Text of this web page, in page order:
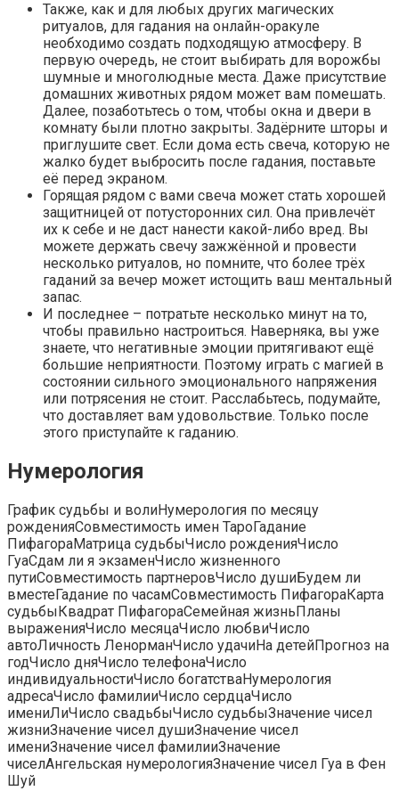
Также, как и для любых других магических
ритуалов, для гадания на онлайн-оракуле
необходимо создать подходящую атмосферу. В
первую очередь, не стоит выбирать для ворожбы
шумные и многолюдные места. Даже присутствие
домашних животных рядом может вам помешать.
Далее, позаботьтесь о том, чтобы окна и двери в
комнату были плотно закрыты. Задёрните шторы и
приглушите свет. Если дома есть свеча, которую не
жалко будет выбросить после гадания, поставьте
её перед экраном.
Горящая рядом с вами свеча может стать хорошей
защитницей от потусторонних сил. Она привлечёт
их к себе и не даст нанести какой-либо вред. Вы
можете держать свечу зажжённой и провести
несколько ритуалов, но помните, что более трёх
гаданий за вечер может истощить ваш ментальный
запас.
И последнее – потратьте несколько минут на то,
чтобы правильно настроиться. Наверняка, вы уже
знаете, что негативные эмоции притягивают ещё
большие неприятности. Поэтому играть с магией в
состоянии сильного эмоционального напряжения
или потрясения не стоит. Расслабьтесь, подумайте,
что доставляет вам удовольствие. Только после
этого приступайте к гаданию.
Нумерология
График судьбы и волиНумерология по месяцу
рожденияСовместимость имен ТароГадание
ПифагораМатрица судьбыЧисло рожденияЧисло
ГуаСдам ли я экзаменЧисло жизненного
путиСовместимость партнеровЧисло душиБудем ли
вместеГадание по часамСовместимость ПифагораКарта
судьбыКвадрат ПифагораСемейная жизньПланы
выраженияЧисло месяцаЧисло любвиЧисло
автоЛичность ЛенорманЧисло удачиНа детейПрогноз на
годЧисло дняЧисло телефонаЧисло
индивидуальностиЧисло богатстваНумерология
адресаЧисло фамилииЧисло сердцаЧисло
имениЛиЧисло свадьбыЧисло судьбыЗначение чисел
жизниЗначение чисел душиЗначение чисел
имениЗначение чисел фамилииЗначение
чиселАнгельская нумерологияЗначение чисел Гуа в Фен
Шуй